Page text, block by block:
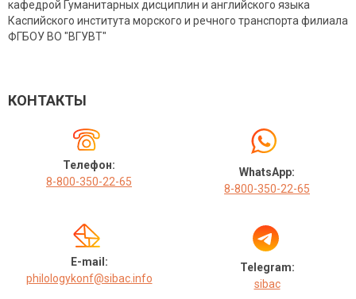
кафедрой Гуманитарных дисциплин и английского языка
Каспийского института морского и речного транспорта филиала
ФГБОУ ВО "ВГУВТ"
КОНТАКТЫ
Телефон:
8-800-350-22-65
WhatsApp:
8-800-350-22-65
E-mail:
philologykonf@sibac.info
Telegram:
sibac